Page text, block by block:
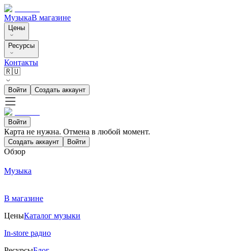
МузыкаВ магазине
Цены
Ресурсы
Контакты
🇷🇺
Войти Создать аккаунт
Войти
Карта не нужна. Отмена в любой момент.
Создать аккаунт Войти
Обзор
Музыка
В магазине
ЦеныКаталог музыки
In-store радио